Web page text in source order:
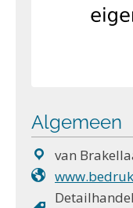
Algemeen
van